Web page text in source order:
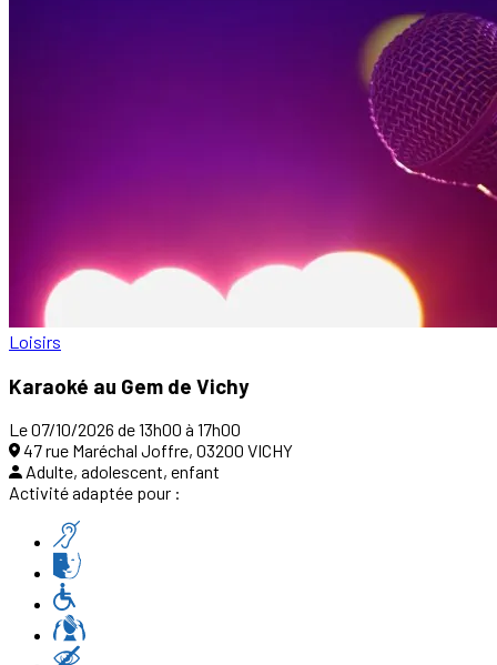
Loisirs
Karaoké au Gem de Vichy
Le 07/10/2026 de 13h00 à 17h00
47 rue Maréchal Joffre, 03200 VICHY
Adulte, adolescent, enfant
Activité adaptée pour :